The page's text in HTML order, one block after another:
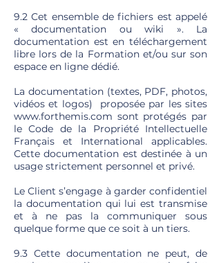
9.2 Cet ensemble de fichiers est appelé
« documentation ou wiki ». La
documentation est en téléchargement
libre lors de la Formation et/ou sur son
espace en ligne dédié.
La documentation (textes, PDF, photos,
vidéos et logos) proposée par les sites
www.forthemis.com sont protégés par
le Code de la Propriété Intellectuelle
Français et International applicables.
Cette documentation est destinée à un
usage strictement personnel et privé.
Le Client s’engage à garder confidentiel
la documentation qui lui est transmise
et à ne pas la communiquer sous
quelque forme que ce soit à un tiers.
9.3 Cette documentation ne peut, de